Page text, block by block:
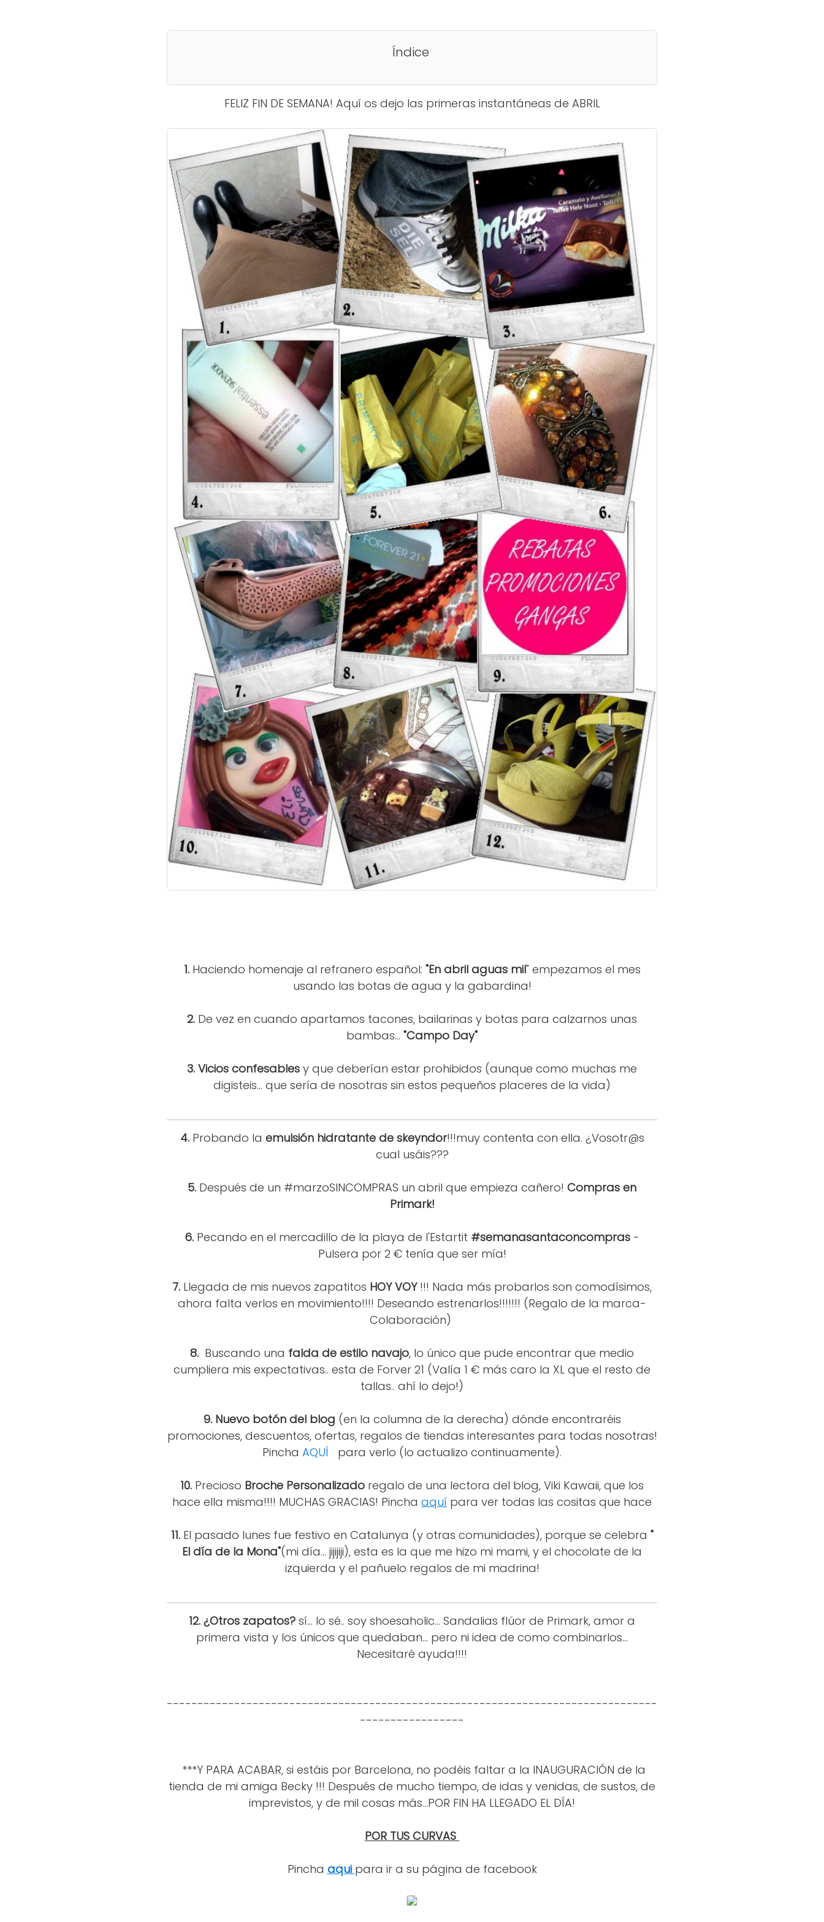
Índice
FELIZ FIN DE SEMANA! Aquí os dejo las primeras instantáneas de ABRIL
1.Haciendo homenaje al refranero español: "En abril aguas mil" empezamos el mes
usando las botas de agua y la gabardina!
2. De vez en cuando apartamos tacones, bailarinas y botas para calzarnos unas
bambas... "Campo Day"
3. Vicios confesables y que deberían estar prohibidos (aunque como muchas me
digisteis... que sería de nosotras sin estos pequeños placeres de la vida)
4. Probando la emulsión hidratante de skeyndor!!!muy contenta con ella. ¿Vosotr@s
cual usáis???
5. Después de un #marzoSINCOMPRAS un abril que empieza cañero! Compras en
Primark!
6. Pecando en el mercadillo de la playa de l'Estartit #semanasantaconcompras -
Pulsera por 2 € tenía que ser mía!
7. Llegada de mis nuevos zapatitos HOY VOY !!! Nada más probarlos son comodísimos,
ahora falta verlos en movimiento!!!! Deseando estrenarlos!!!!!!! (Regalo de la marca-
Colaboración)
8. Buscando una falda de estilo navajo, lo único que pude encontrar que medio
cumpliera mis expectativas.. esta de Forver 21 (Valía 1 € más caro la XL que el resto de
tallas.. ahí lo dejo!)
9. Nuevo botón del blog (en la columna de la derecha) dónde encontraréis
promociones, descuentos, ofertas, regalos de tiendas interesantes para todas nosotras!
Pincha AQUÍ para verlo (lo actualizo continuamente).
10. Precioso Broche Personalizado regalo de una lectora del blog, Viki Kawaii, que los
hace ella misma!!!! MUCHAS GRACIAS! Pincha aquí para ver todas las cositas que hace
11.El pasado lunes fue festivo en Catalunya (y otras comunidades), porque se celebra "
El día de la Mona"(mi día... jijijiji), esta es la que me hizo mi mami, y el chocolate de la
izquierda y el pañuelo regalos de mi madrina!
12. ¿Otros zapatos? sí... lo sé.. soy shoesaholic... Sandalias flúor de Primark, amor a
primera vista y los únicos que quedaban... pero ni idea de como combinarlos...
Necesitaré ayuda!!!!
--------------------------------------------------------------------------------
-----------------
***Y PARA ACABAR, si estáis por Barcelona, no podéis faltar a la INAUGURACIÓN de la
tienda de mi amiga Becky !!! Después de mucho tiempo, de idas y venidas, de sustos, de
imprevistos, y de mil cosas más...POR FIN HA LLEGADO EL DÍA!
POR TUS CURVAS
Pincha aqui para ir a su página de facebook